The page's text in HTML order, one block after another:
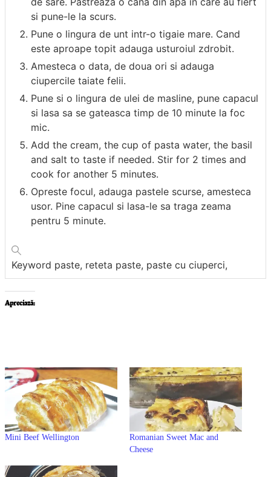
si pune-le la scurs.
Pune o lingura de unt intr-o tigaie mare. Cand
este aproape topit adauga usturoiul zdrobit.
Amesteca o data, de doua ori si adauga
ciupercile taiate felii.
Pune si o lingura de ulei de masline, pune capacul
si lasa sa se gateasca timp de 10 minute la foc
mic.
Add the cream, the cup of pasta water, the basil
and salt to taste if needed. Stir for 2 times and
cook for another 5 minutes.
Opreste focul, adauga pastele scurse, amesteca
usor. Pine capacul si lasa-le sa traga zeama
pentru 5 minute.
Keyword paste, reteta paste, paste cu ciuperci,
Apreciază:
Mini Beef Wellington
Romanian Sweet Mac and
Cheese